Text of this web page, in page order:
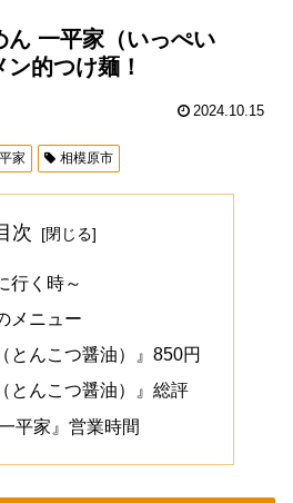
ん 一平家（いっぺい
的つけ麺！
2024.10.15
家 相模原市
次
行く時～
メニュー
とんこつ醤油）』850円
とんこつ醤油）』総評
平家』営業時間